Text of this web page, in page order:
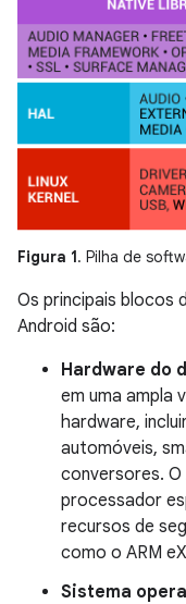
Figura 1. Pilha de
Os principais blocos
Android são:
Hardware do
em uma ampla
hardware,
automóveis,
conversores. O
processador
recursos de
como o ARM
Sistema